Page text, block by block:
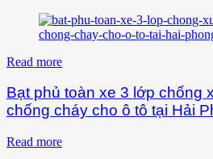
Read more
Bạt phủ toàn xe 3 lớp chống
chống cháy cho ô tô tại Hải
Read more